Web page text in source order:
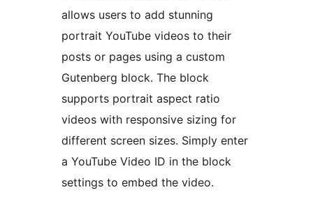
allows users to add stunning
portrait YouTube videos to their
posts or pages using a custom
Gutenberg block. The block
supports portrait aspect ratio
videos with responsive sizing for
different screen sizes. Simply enter
a YouTube Video ID in the block
settings to embed the video.